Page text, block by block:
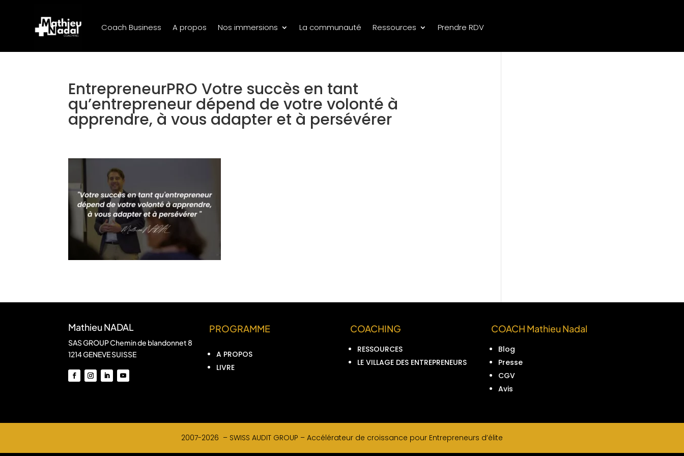
Coach Business A propos Nos immersions La communauté Ressources Prendre RDV
EntrepreneurPRO Votre succès en tant
qu’entrepreneur dépend de votre volonté à
apprendre, à vous adapter et à persévérer
Mathieu NADAL
SAS GROUP Chemin de blandonnet 8
1214 GENEVE SUISSE
PROGRAMME
A PROPOS
LIVRE
COACHING
RESSOURCES
LE VILLAGE DES ENTREPRENEURS
COACH Mathieu Nadal
Blog
Presse
CGV
Avis
2007-2026 – SWISS AUDIT GROUP – Accélérateur de croissance pour Entrepreneurs d’élite